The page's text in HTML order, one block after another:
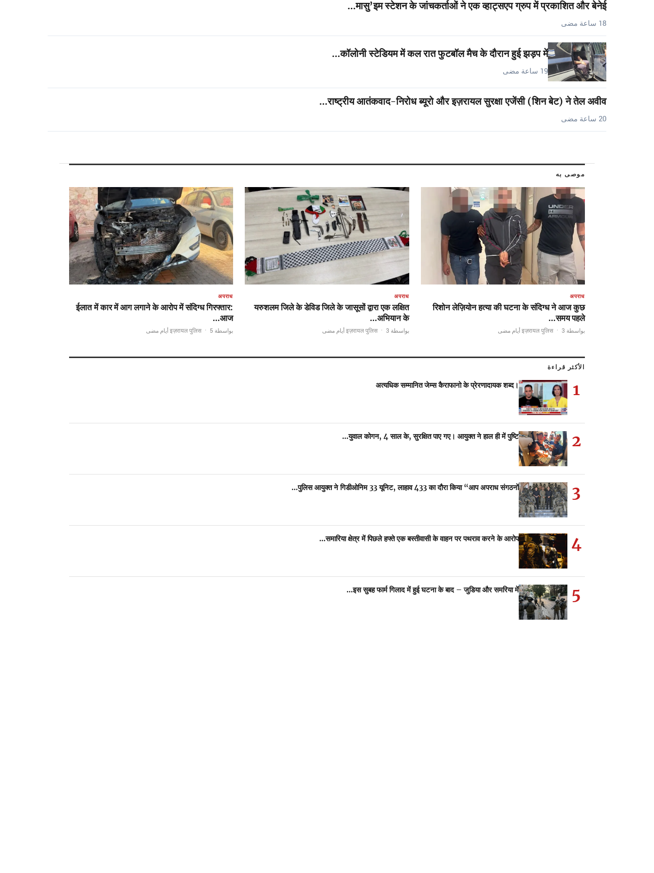
मासु’इम स्टेशन के जांचकर्ताओं ने एक व्हाट्सएप ग्रुप में प्रकाशित और बेनेई…
18 ساعة مضى
कॉलोनी स्टेडियम में कल रात फुटबॉल मैच के दौरान हुई झड़प में…
19 ساعة مضى
राष्ट्रीय आतंकवाद-निरोध ब्यूरो और इज़रायल सुरक्षा एजेंसी (शिन बेट) ने तेल अवीव…
20 ساعة مضى
موصى به
अपराध
रिशोन लेज़ियोन हत्या की घटना के संदिग्ध ने आज कुछ
समय पहले…
بواسطة इज़रायल पुलिस · 3 أيام مضى
अपराध
यरुशलम जिले के डेविड जिले के जासूसों द्वारा एक लक्षित
अभियान के…
بواسطة इज़रायल पुलिस · 3 أيام مضى
अपराध
ईलात में कार में आग लगाने के आरोप में संदिग्ध गिरफ्तार:
आज…
بواسطة इज़रायल पुलिस · 5 أيام مضى
الأكثر قراءة
1
अत्यधिक सम्मानित जेम्स कैराफानो के प्रेरणादायक शब्द।
2
युवाल कोगन, 4 साल के, सुरक्षित पाए गए। आयुक्त ने हाल ही में पुष्टि…
3
पुलिस आयुक्त ने गिडीओनिम 33 यूनिट, लाहाव 433 का दौरा किया “आप अपराध संगठनों…
4
समारिया क्षेत्र में पिछले हफ्ते एक बस्तीवासी के वाहन पर पथराव करने के आरोप…
5
इस सुबह फार्म गिलाद में हुई घटना के बाद – जुडिया और समरिया में…